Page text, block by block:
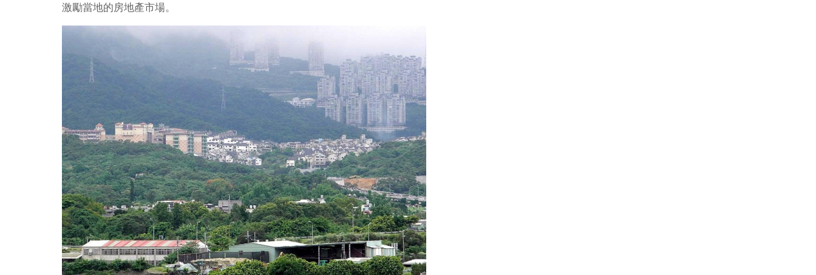
激勵當地的房地產市場。